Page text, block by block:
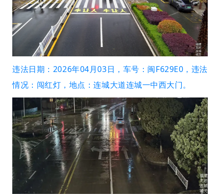
违法日期：2026年04月03日，车号：闽F629E0，违法
情况：闯红灯，地点：连城大道连城一中西大门。